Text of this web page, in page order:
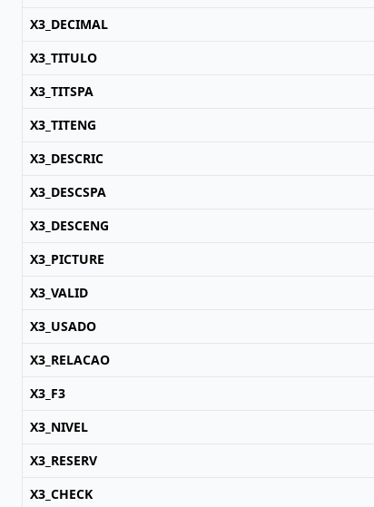
X3_DECIMAL
X3_TITULO
X3_TITSPA
X3_TITENG
X3_DESCRIC
X3_DESCSPA
X3_DESCENG
X3_PICTURE
X3_VALID
X3_USADO
X3_RELACAO
X3_F3
X3_NIVEL
X3_RESERV
X3_CHECK